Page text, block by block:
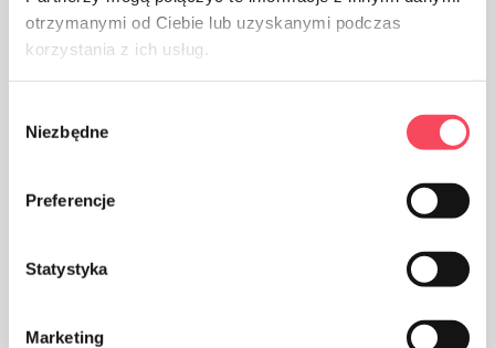
otrzymanymi od Ciebie lub uzyskanymi podczas
korzystania z ich usług.
zgody
Niezbędne
Preferencje
Statystyka
Marketing